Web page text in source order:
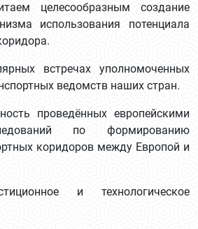
целесообразным создание
использования потенциала
встречах уполномоченных
ведомств наших стран.
проведённых европейскими
по формированию
коридоров между Европой и
и технологическое